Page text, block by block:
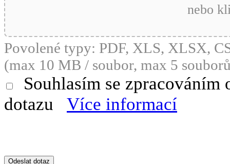
nebo
Povolené typy: PDF, XLS, XLSX,
(max 10 MB / soubor, max 5
Souhlasím se
dotazu
Více informací